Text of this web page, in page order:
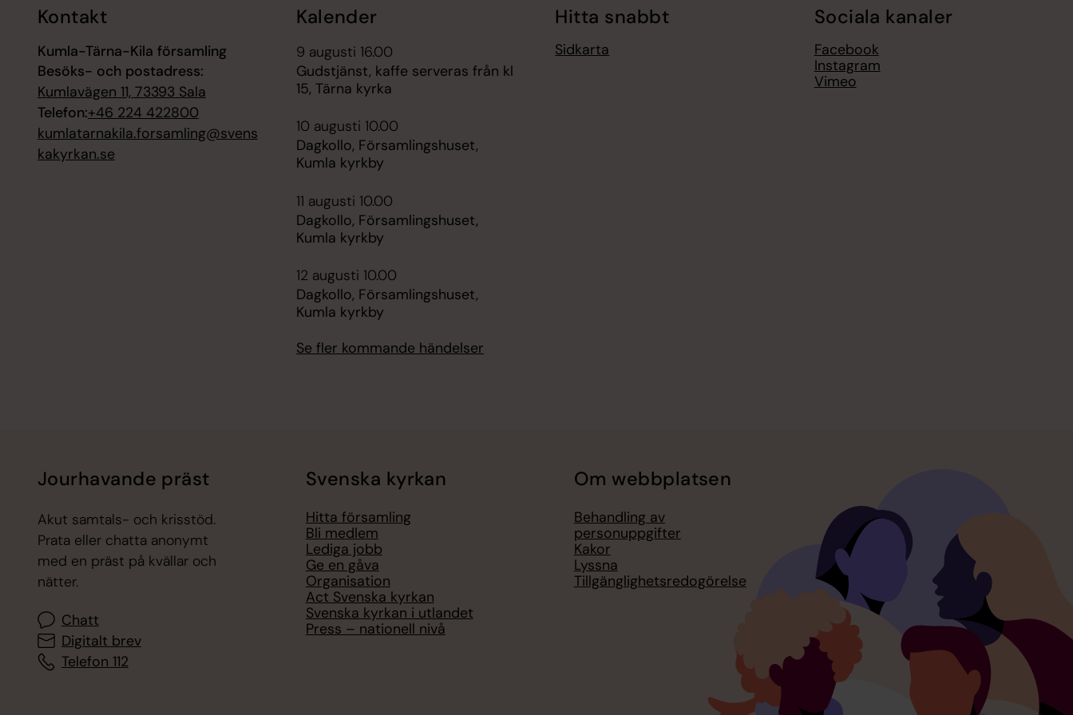
Kontakt
Kumla-Tärna-Kila församling
Besöks- och postadress:
Kumlavägen 11, 73393 Sala
Telefon:+46 224 422800
kumlatarnakila.forsamling@svens
kakyrkan.se
Kalender
9 augusti 16.00
Gudstjänst, kaffe serveras från kl
15, Tärna kyrka
10 augusti 10.00
Dagkollo, Församlingshuset,
Kumla kyrkby
11 augusti 10.00
Dagkollo, Församlingshuset,
Kumla kyrkby
12 augusti 10.00
Dagkollo, Församlingshuset,
Kumla kyrkby
Se fler kommande händelser
Hitta snabbt
Sidkarta
Sociala kanaler
Facebook
Instagram
Vimeo
Jourhavande präst
Akut samtals- och krisstöd.
Prata eller chatta anonymt
med en präst på kvällar och
nätter.
Chatt
Digitalt brev
Telefon 112
Svenska kyrkan
Hitta församling
Bli medlem
Lediga jobb
Ge en gåva
Organisation
Act Svenska kyrkan
Svenska kyrkan i utlandet
Press – nationell nivå
Om webbplatsen
Behandling av
personuppgifter
Kakor
Lyssna
Tillgänglighetsredogörelse